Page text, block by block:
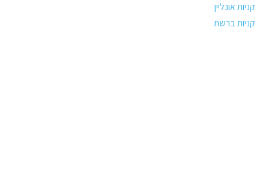
קניות אונליין
קניות ברשת